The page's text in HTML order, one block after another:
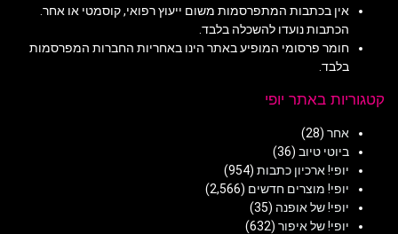
אין בכתבות המתפרסמות משום ייעוץ רפואי, קוסמטי או אחר.
הכתבות נועדו להשכלה בלבד.
חומר פרסומי המופיע באתר הינו באחריות החברות המפרסמות
בלבד.
קטגוריות באתר יופי
אחר (28)
ביוטי טיוב (36)
יופי! ארכיון כתבות (954)
יופי! מוצרים חדשים (2,566)
יופי! של אופנה (35)
יופי! של איפור (632)